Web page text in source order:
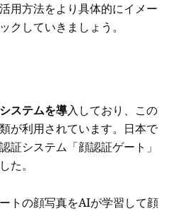
用方法をより具体的にイメー
クしていきましょう。
ステムを導入しており、この
が利用されています。日本で
証システム「顔認証ゲート」
た。
トの顔写真をAIが学習して顔